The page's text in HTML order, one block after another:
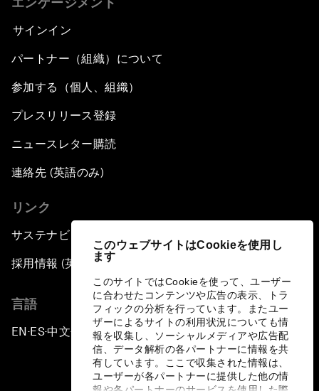
このウェブサイトはCookieを使用し
ます
このサイトではCookieを使って、ユーザー
に合わせたコンテンツや広告の表示、トラ
フィックの分析を行っています。またユー
ザーによるサイトの利用状況についても情
報を収集し、ソーシャルメディアや広告配
信、データ解析の各パートナーに情報を共
有しています。ここで収集された情報は、
ユーザーが各パートナーに提供した他の情
サインイン
パートナー（組織）について
参加する（個人、組織）
プレスリリース登録
ニュースレター購読
連絡先 (英語のみ)
リンク
サステナビリティへの取り組み
採用情報 (英語のみ)
言語
EN ▪ ES▪中文▪ 日本語